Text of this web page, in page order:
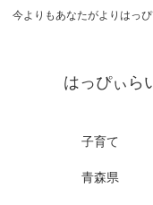
今よりもあなたがよりはっ
はっぴぃら
子育て
青森県